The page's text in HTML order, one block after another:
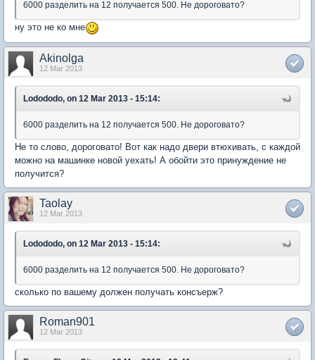
6000 разделить на 12 получается 500. Не дороговато?
ну это не ко мне
Akinolga
12 Mar 2013
Lodododo, on 12 Mar 2013 - 15:14:
6000 разделить на 12 получается 500. Не дороговато?
Не то слово, дороговато! Вот как надо двери втюхивать, с каждой
можно на машинке новой уехать! А обойти это принуждение не
получится?
Taolay
12 Mar 2013
Lodododo, on 12 Mar 2013 - 15:14:
6000 разделить на 12 получается 500. Не дороговато?
сколько по вашему должен получать консъерж?
Roman901
12 Mar 2013